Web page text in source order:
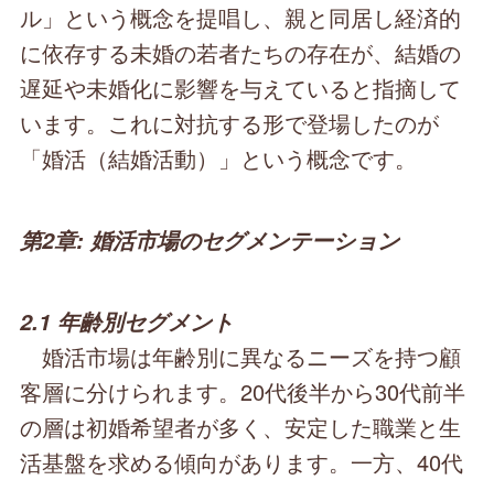
ル」という概念を提唱し、親と同居し経済的
に依存する未婚の若者たちの存在が、結婚の
遅延や未婚化に影響を与えていると指摘して
います。これに対抗する形で登場したのが
「婚活（結婚活動）」という概念です。
第2章: 婚活市場のセグメンテーション
2.1 年齢別セグメント
婚活市場は年齢別に異なるニーズを持つ顧
客層に分けられます。20代後半から30代前半
の層は初婚希望者が多く、安定した職業と生
活基盤を求める傾向があります。一方、40代